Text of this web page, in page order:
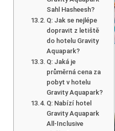
Sahl Hasheesh?
Q: Jak se nejlépe
dopravit z letiště
do hotelu Gravity
Aquapark?
Q: Jaká je
průměrná cena za
pobyt v hotelu
Gravity Aquapark?
Q: Nabízí hotel
Gravity Aquapark
All-Inclusive